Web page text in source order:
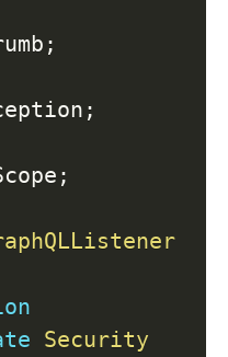
;
;
;
Security